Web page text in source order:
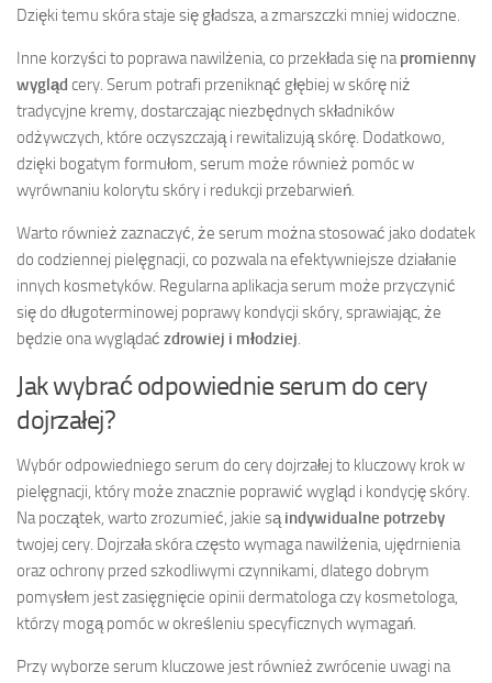
Dzięki temu skóra staje się gładsza, a zmarszczki mniej widoczne.
Inne korzyści to poprawa nawilżenia, co przekłada się na promienny
wygląd cery. Serum potrafi przeniknąć głębiej w skórę niż
tradycyjne kremy, dostarczając niezbędnych składników
odżywczych, które oczyszczają i rewitalizują skórę. Dodatkowo,
dzięki bogatym formułom, serum może również pomóc w
wyrównaniu kolorytu skóry i redukcji przebarwień.
Warto również zaznaczyć, że serum można stosować jako dodatek
do codziennej pielęgnacji, co pozwala na efektywniejsze działanie
innych kosmetyków. Regularna aplikacja serum może przyczynić
się do długoterminowej poprawy kondycji skóry, sprawiając, że
będzie ona wyglądać zdrowiej i młodziej
Jak wybrać odpowiednie serum do cery
dojrzałej?
Wybór odpowiedniego serum do cery dojrzałej to kluczowy krok w
pielęgnacji, który może znacznie poprawić wygląd i kondycję skóry.
Na początek, warto zrozumieć, jakie są indywidualne potrzeby
twojej cery. Dojrzała skóra często wymaga nawilżenia, ujędrnienia
oraz ochrony przed szkodliwymi czynnikami, dlatego dobrym
pomysłem jest zasięgnięcie opinii dermatologa czy kosmetologa,
którzy mogą pomóc w określeniu specyficznych wymagań.
Przy wyborze serum kluczowe jest również zwrócenie uwagi na